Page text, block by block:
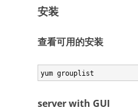
安装
查看可用的安装
yum grouplist
server with GUI